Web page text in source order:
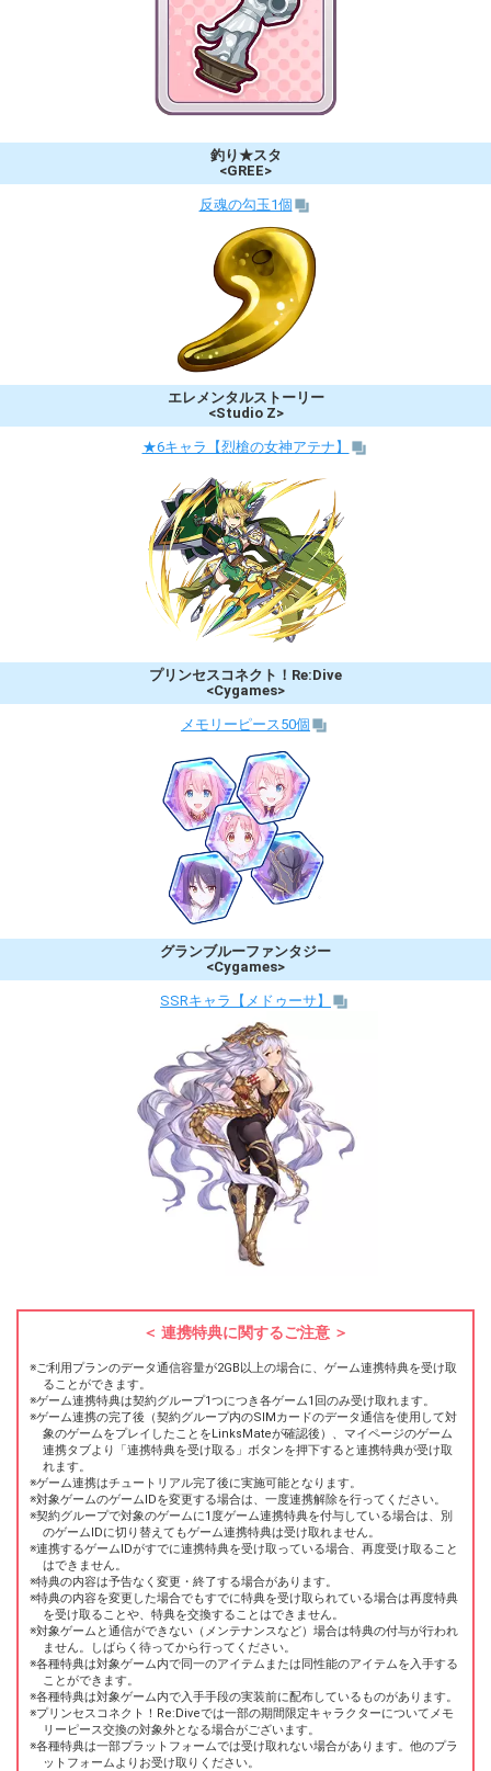
釣り★スタ
<GREE>
反魂の勾玉1個
エレメンタルストーリー
<Studio Z>
★6キャラ【烈槍の女神アテナ】
プリンセスコネクト！Re:Dive
<Cygames>
メモリーピース50個
グランブルーファンタジー
<Cygames>
SSRキャラ【メドゥーサ】
連携特典に関するご注意
ご利用プランのデータ通信容量が2GB以上の場合に、ゲーム連携特典を受け取
ることができます。
ゲーム連携特典は契約グループ1つにつき各ゲーム1回のみ受け取れます。
ゲーム連携の完了後（契約グループ内のSIMカードのデータ通信を使用して対
象のゲームをプレイしたことをLinksMateが確認後）、マイページのゲーム
連携タブより「連携特典を受け取る」ボタンを押下すると連携特典が受け取
れます。
ゲーム連携はチュートリアル完了後に実施可能となります。
対象ゲームのゲームIDを変更する場合は、一度連携解除を行ってください。
契約グループで対象のゲームに1度ゲーム連携特典を付与している場合は、別
のゲームIDに切り替えてもゲーム連携特典は受け取れません。
連携するゲームIDがすでに連携特典を受け取っている場合、再度受け取ること
はできません。
特典の内容は予告なく変更・終了する場合があります。
特典の内容を変更した場合でもすでに特典を受け取られている場合は再度特典
を受け取ることや、特典を交換することはできません。
対象ゲームと通信ができない（メンテナンスなど）場合は特典の付与が行われ
ません。しばらく待ってから行ってください。
各種特典は対象ゲーム内で同一のアイテムまたは同性能のアイテムを入手する
ことができます。
各種特典は対象ゲーム内で入手手段の実装前に配布しているものがあります。
プリンセスコネクト！Re:Diveでは一部の期間限定キャラクターについてメモ
リーピース交換の対象外となる場合がございます。
各種特典は一部プラットフォームでは受け取れない場合があります。他のプラ
ットフォームよりお受け取りください。